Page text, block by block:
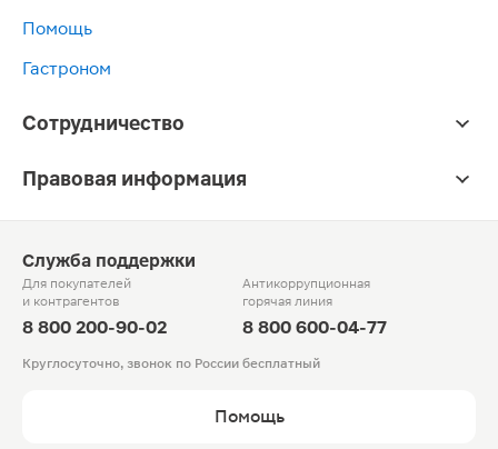
Помощь
Гастроном
Сотрудничество
Правовая информация
Служба поддержки
Для покупателей
и контрагентов
8 800 200-90-02
Антикоррупционная
горячая линия
8 800 600-04-77
Круглосуточно, звонок по России бесплатный
Помощь